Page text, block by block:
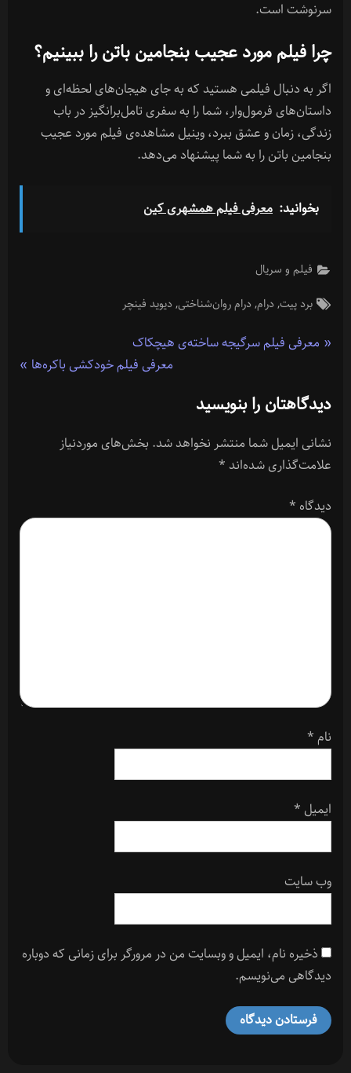
سرنوشت است.
چرا فیلم مورد عجیب بنجامین باتن را ببینیم؟
اگر به دنبال فیلمی هستید که به جای هیجان‌های لحظه‌ای و
داستان‌های فرمول‌وار، شما را به سفری تامل‌برانگیز در باب
زندگی، زمان و عشق ببرد، وینیل مشاهده‌ی فیلم مورد عجیب
بنجامین باتن را به شما پیشنهاد می‌دهد.
بخوانید: معرفی فیلم همشهری کین
فیلم و سریال
Tags:
برد پیت,درام,درام روان‌شناختی,دیوید فینچر
راهبری
P
v
o
u
P
معرفی فیلم سرگیجه ساخته‌ی هیچکاک
N
P
t
معرفی فیلم خودکشی باکره‌ها
دیدگاهتان را بنویسید
نشانی ایمیل شما منتشر نخواهد شد. بخش‌های موردنیاز
علامت‌گذاری شده‌اند *
دیدگاه *
نام*
ایمیل *
وب‌ سایت
ذخیره نام، ایمیل و وبسایت من در مرورگر برای زمانی که دوباره
دیدگاهی می‌نویسم.